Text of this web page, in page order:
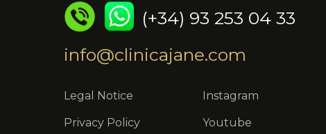
Instagram
Legal Notice
Youtube
Privacy Policy
(+34) 93 253 04 33
info@clinicajane.com